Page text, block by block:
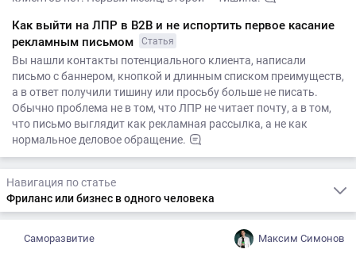
Как выйти на ЛПР в B2B и не испортить первое касание
рекламным письмом
Статья
Вы нашли контакты потенциального клиента, написали
письмо с баннером, кнопкой и длинным списком преимуществ,
а в ответ получили тишину или просьбу больше не писать.
Обычно проблема не в том, что ЛПР не читает почту, а в том,
что письмо выглядит как рекламная рассылка, а не как
нормальное деловое обращение.
Навигация по статье
Фриланс или бизнес в одного человека
Саморазвитие Максим Симонов